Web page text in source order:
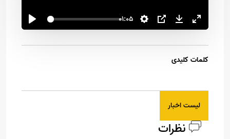
01:05
کلمات کلیدی
لیست اخبار
نظرات